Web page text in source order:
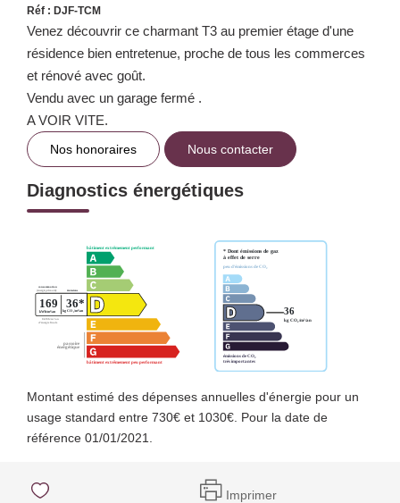
Réf : DJF-TCM
Venez découvrir ce charmant T3 au premier étage d'une
résidence bien entretenue, proche de tous les commerces
et rénové avec goût.
Vendu avec un garage fermé .
A VOIR VITE.
Nos honoraires Nous contacter
Diagnostics énergétiques
Montant estimé des dépenses annuelles d'énergie pour un
usage standard entre 730€ et 1030€. Pour la date de
référence 01/01/2021.
Imprimer